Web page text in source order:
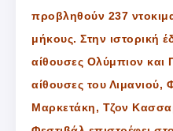
προβληθούν 237
μήκους. Στην ιστορική
αίθουσες Ολύμπιον και
αίθουσες του Λιμανιού,
Μαρκετάκη, Τζον